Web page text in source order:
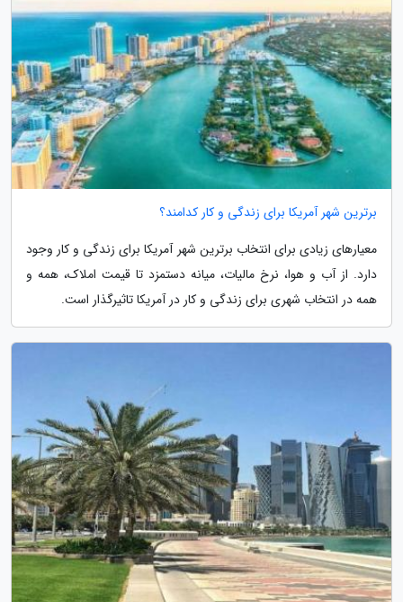
برترین شهر آمریکا برای زندگی و کار کدامند؟
معیارهای زیادی برای انتخاب برترین شهر آمریکا برای زندگی و کار وجود
دارد. از آب و هوا، نرخ مالیات، میانه دستمزد تا قیمت املاک، همه و
همه در انتخاب شهری برای زندگی و کار در آمریکا تاثیرگذار است.